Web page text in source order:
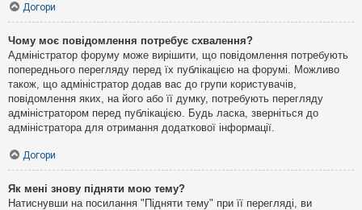
Догори
Чому моє повідомлення потребує схвалення?
Адміністратор форуму може вирішити, що повідомлення потребують
попереднього перегляду перед їх публікацією на форумі. Можливо
також, що адміністратор додав вас до групи користувачів,
повідомлення яких, на його або її думку, потребують перегляду
адміністратором перед публікацією. Будь ласка, зверніться до
адміністратора для отримання додаткової інформації.
Догори
Як мені знову підняти мою тему?
Натиснувши на посилання "Підняти тему" при її перегляді, ви